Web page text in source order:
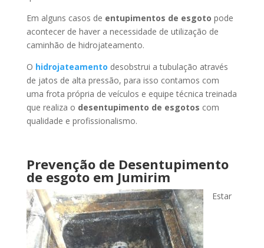
Em alguns casos de entupimentos de esgoto pode
acontecer de haver a necessidade de utilização de
caminhão de hidrojateamento.
O hidrojateamento desobstrui a tubulação através
de jatos de alta pressão, para isso contamos com
uma frota própria de veículos e equipe técnica treinada
que realiza o desentupimento de esgotos com
qualidade e profissionalismo.
Prevenção de Desentupimento
de esgoto em Jumirim
Estar